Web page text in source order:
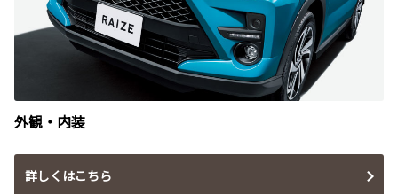
外観・内装
詳しくはこちら